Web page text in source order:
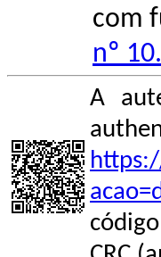
com
nº
A